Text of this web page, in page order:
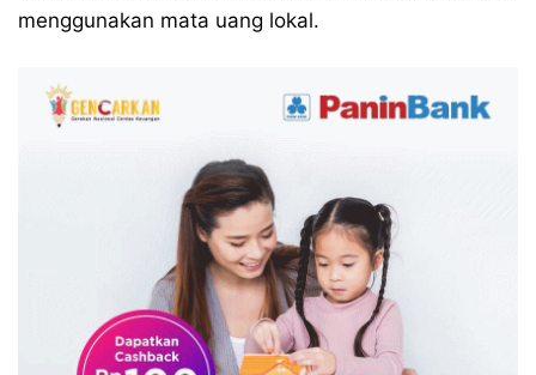
menggunakan mata uang lokal.